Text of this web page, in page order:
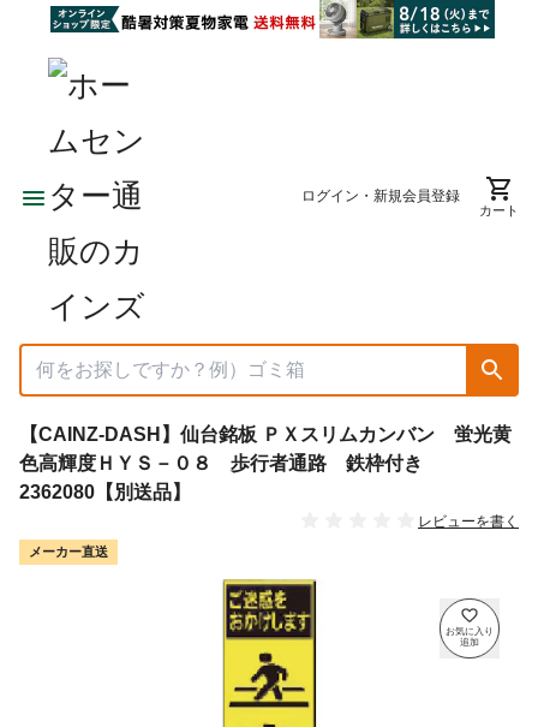
ログイン・新規会員登録
カート
【CAINZ-DASH】仙台銘板 ＰＸスリムカンバン 蛍光黄
色高輝度ＨＹＳ－０８ 歩行者通路 鉄枠付き
2362080【別送品】
レビューを書く
メーカー直送